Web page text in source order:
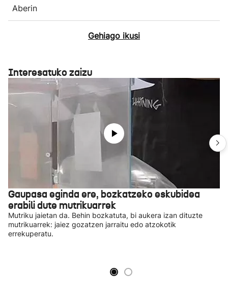
Aberin
Gehiago ikusi
Interesatuko zaizu
Gaupasa eginda ere, bozkatzeko eskubidea
erabili dute mutrikuarrek
Mutriku jaietan da. Behin bozkatuta, bi aukera izan dituzte
mutrikuarrek: jaiez gozatzen jarraitu edo atzokotik
errekuperatu.